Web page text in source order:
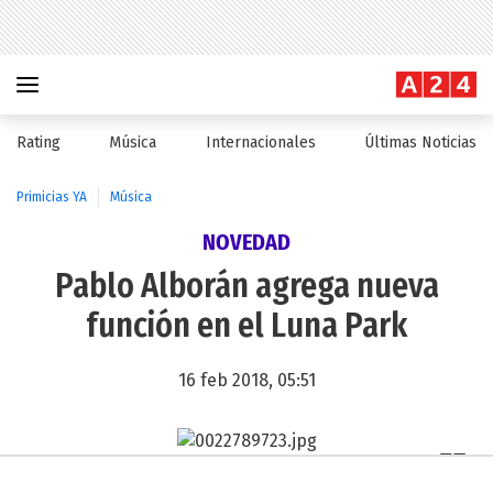
Rating Música Internacionales Últimas Noticias
Primicias YA Música
NOVEDAD
Pablo Alborán agrega nueva
función en el Luna Park
16 feb 2018, 05:51